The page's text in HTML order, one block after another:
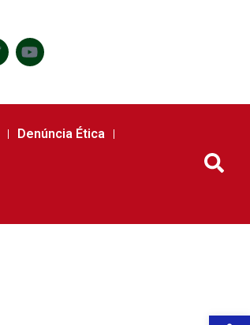
Denúncia Ética